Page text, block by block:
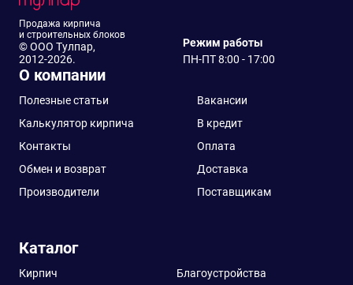
Продажа кирпича
и строительных блоков
© ООО Тулпар,
2012-2026.
Режим работы
ПН-ПТ 8:00 - 17:00
О компании
Полезные статьи
Вакансии
Калькулятор кирпича
В кредит
Контакты
Оплата
Обмен и возврат
Доставка
Производители
Поставщикам
Каталог
Кирпич
Благоустройства